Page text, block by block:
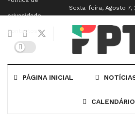
privacidade
Contactos
Sexta-feira, Agosto 7,
PÁGINA INICIAL
CALENDÁRIO